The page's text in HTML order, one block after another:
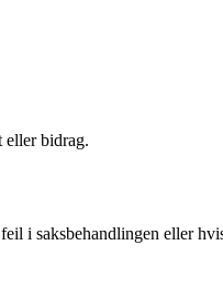
eller bidrag.
i saksbehandlingen eller